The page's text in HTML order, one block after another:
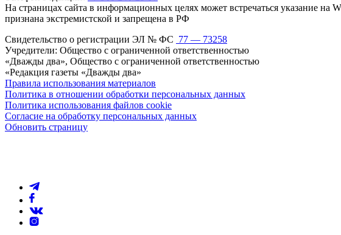
На страницах сайта в информационных целях может встречаться указание
признана экстремистской и запрещена в РФ
Свидетельство о регистрации ЭЛ № ФС 77 — 73258
Учредители: Общество с ограниченной ответственностью
«Дважды два», Общество с ограниченной ответственностью
«Редакция газеты «Дважды два»
Правила использования материалов
Политика в отношении обработки персональных данных
Политика использования файлов cookie
Согласие на обработку персональных данных
Обновить страницу